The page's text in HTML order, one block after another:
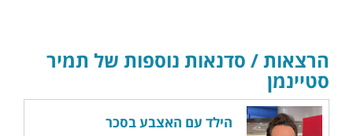
הרצאות / סדנאות נוספות של תמיר
סטיינמן
הילד עם האצבע בסכר